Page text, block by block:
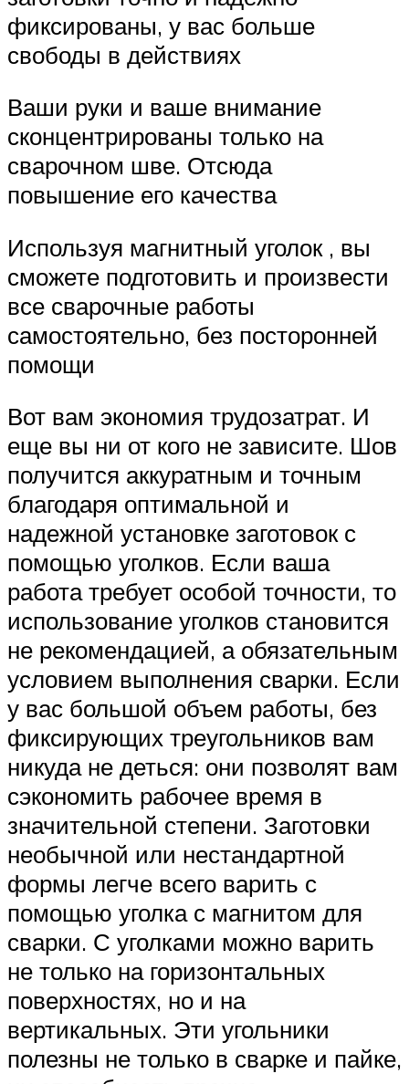
фиксированы, у вас больше
свободы в действиях
Ваши руки и ваше внимание
сконцентрированы только на
сварочном шве. Отсюда
повышение его качества
Используя магнитный уголок , вы
сможете подготовить и произвести
все сварочные работы
самостоятельно, без посторонней
помощи
Вот вам экономия трудозатрат. И
еще вы ни от кого не зависите. Шов
получится аккуратным и точным
благодаря оптимальной и
надежной установке заготовок с
помощью уголков. Если ваша
работа требует особой точности, то
использование уголков становится
не рекомендацией, а обязательным
условием выполнения сварки. Если
у вас большой объем работы, без
фиксирующих треугольников вам
никуда не деться: они позволят вам
сэкономить рабочее время в
значительной степени. Заготовки
необычной или нестандартной
формы легче всего варить с
помощью уголка с магнитом для
сварки. С уголками можно варить
не только на горизонтальных
поверхностях, но и на
вертикальных. Эти угольники
полезны не только в сварке и пайке,